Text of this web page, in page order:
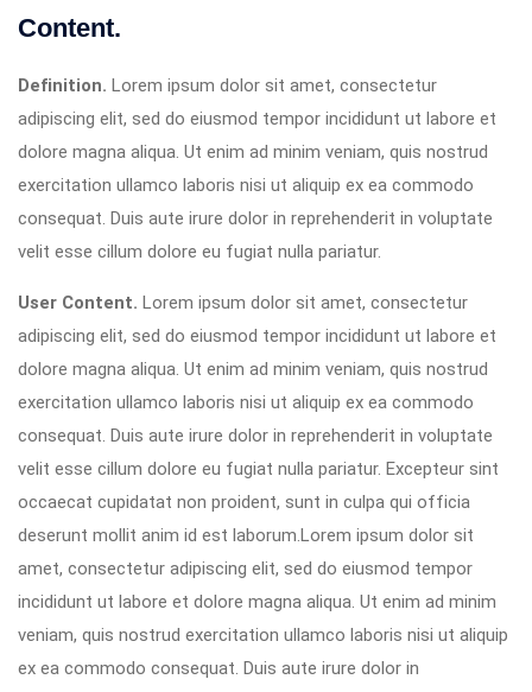
Content.
Definition. Lorem ipsum dolor sit amet, consectetur
adipiscing elit, sed do eiusmod tempor incididunt ut labore et
dolore magna aliqua. Ut enim ad minim veniam, quis nostrud
exercitation ullamco laboris nisi ut aliquip ex ea commodo
consequat. Duis aute irure dolor in reprehenderit in voluptate
velit esse cillum dolore eu fugiat nulla pariatur.
User Content. Lorem ipsum dolor sit amet, consectetur
adipiscing elit, sed do eiusmod tempor incididunt ut labore et
dolore magna aliqua. Ut enim ad minim veniam, quis nostrud
exercitation ullamco laboris nisi ut aliquip ex ea commodo
consequat. Duis aute irure dolor in reprehenderit in voluptate
velit esse cillum dolore eu fugiat nulla pariatur. Excepteur sint
occaecat cupidatat non proident, sunt in culpa qui officia
deserunt mollit anim id est laborum.Lorem ipsum dolor sit
amet, consectetur adipiscing elit, sed do eiusmod tempor
incididunt ut labore et dolore magna aliqua. Ut enim ad minim
veniam, quis nostrud exercitation ullamco laboris nisi ut aliquip
ex ea commodo consequat. Duis aute irure dolor in